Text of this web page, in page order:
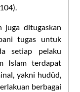
juga ditugaskan
tugas untuk
setiap pelaku
Islam terdapat
yakni hudûd,
berbagai